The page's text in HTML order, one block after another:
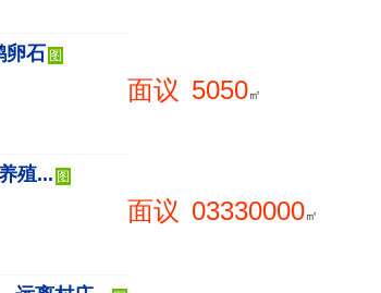
卵石 图
面议 5050㎡
殖... 图
面议 03330000㎡